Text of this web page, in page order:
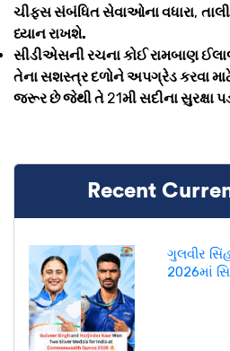
ચીફ્સ સંબંધિત સેવાઓના વધારા,
ધ્યાન રાખશે.
સીડીએસની રચના કોઈ રામબાણ
તેના સશસ્ત્ર દળોને અપગ્રેડ કરવા માટે
જરૂર છે જેથી તે 21મી સદીના સુરક્ષા
Recent
ગુલવીર
2026માં